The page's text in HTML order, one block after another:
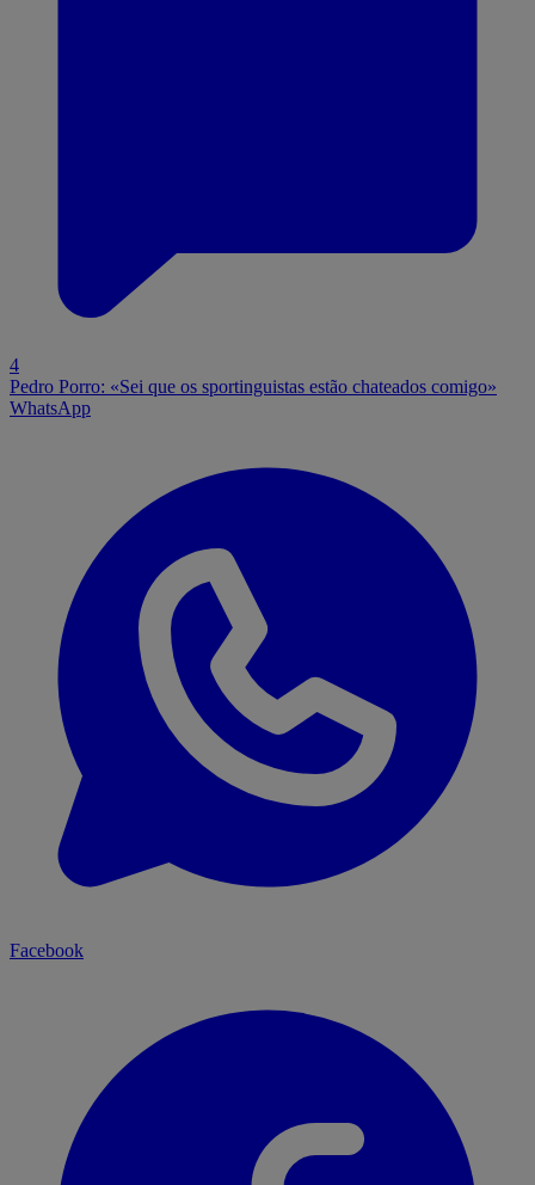
4
Pedro Porro: «Sei que os sportinguistas estão chateados comigo»
WhatsApp
Facebook